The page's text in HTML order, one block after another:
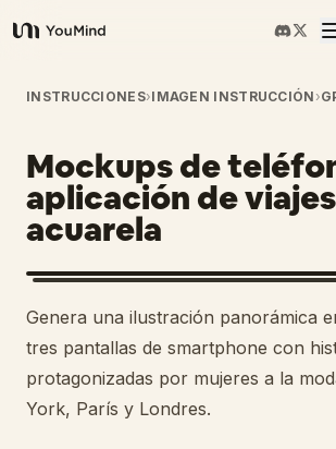
YouMind
Resumen
Casos de uso
Habilidades
Prompts
Precios
INSTRUCCIONES›IMAGEN INSTRUCCIÓN ›
Mockups de
aplicación de
acuarela
Genera una ilustración panorámica
tres pantallas de smartphone con
protagonizadas por mujeres a la
York, París y Londres.